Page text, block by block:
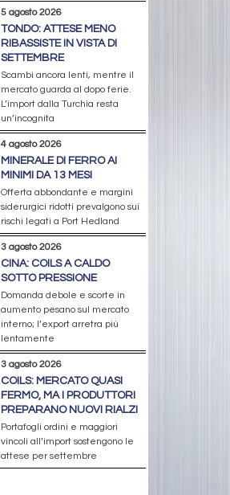
5 agosto 2026
TONDO: ATTESE MENO
RIBASSISTE IN VISTA DI
SETTEMBRE
Scambi ancora lenti, mentre il
mercato guarda al dopo ferie.
L’import dalla Turchia resta
un’incognita
4 agosto 2026
MINERALE DI FERRO AI
MINIMI DA 13 MESI
Offerta abbondante e margini
siderurgici ridotti prevalgono sui
rischi legati a Port Hedland
3 agosto 2026
CINA: COILS A CALDO
SOTTO PRESSIONE
Domanda debole e scorte in
aumento pesano sul mercato
interno; l’export arretra più
lentamente
3 agosto 2026
COILS: MERCATO QUASI
FERMO, MA I PRODUTTORI
PREPARANO NUOVI RIALZI
Portafogli ordini e maggiori
vincoli all’import sostengono le
attese per settembre